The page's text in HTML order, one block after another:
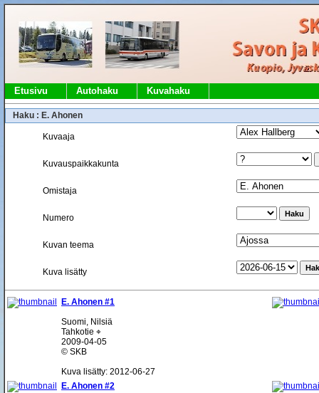
Etusivu Autohaku Kuvahaku
Haku : E. Ahonen
Kuvaaja
Kuvauspaikkakunta
Omistaja
Numero
Kuvan teema
Kuva lisätty
E. Ahonen #1
Suomi, Nilsiä
Tahkotie ⌖
2009-04-05
© SKB
Kuva lisätty: 2012-06-27
E. Ahonen #2